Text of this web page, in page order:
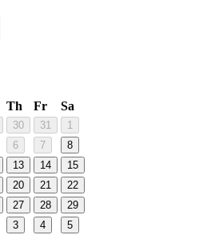
Th Fr Sa
30 31
1
6 7
8
13 14
15
20 21
22
27 28
29
3 4 5